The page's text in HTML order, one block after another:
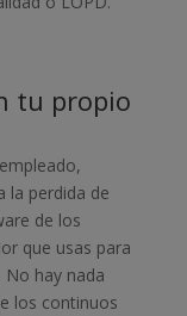
tu propio
la perdida de
de los
que usas para
hay nada
los continuos